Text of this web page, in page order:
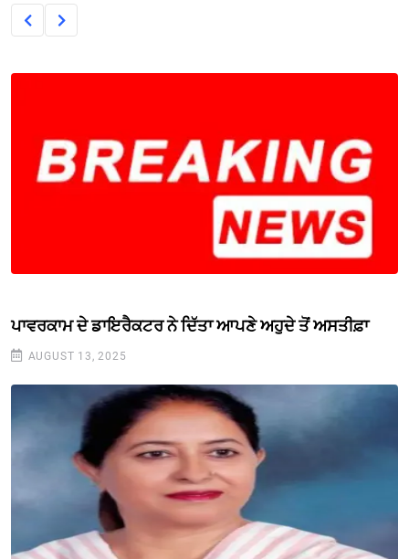
ਪਾਵਰਕਾਮ ਦੇ ਡਾਇਰੈਕਟਰ ਨੇ ਦਿੱਤਾ ਆਪਣੇ ਅਹੁਦੇ ਤੋਂ ਅਸਤੀਫ਼ਾ
AUGUST 13, 2025